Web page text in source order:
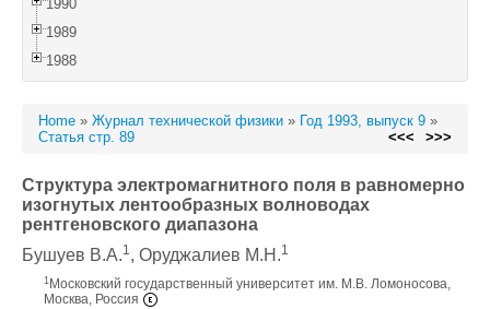
1990
1989
1988
Home » Журнал технической физики » Год 1993, выпуск 9 »
Статья стр. 89
<<< >>>
Структура электромагнитного поля в равномерно
изогнутых лентообразных волноводах
рентгеновского диапазона
Бушуев В.А.1, Оруджалиев М.Н.1
1 Московский государственный университет им. М.В. Ломоносова,
Москва, Россия